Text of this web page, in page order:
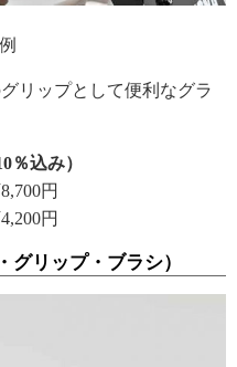
リップとして便利なグラ
％込み）
円
円
グリップ・ブラシ）